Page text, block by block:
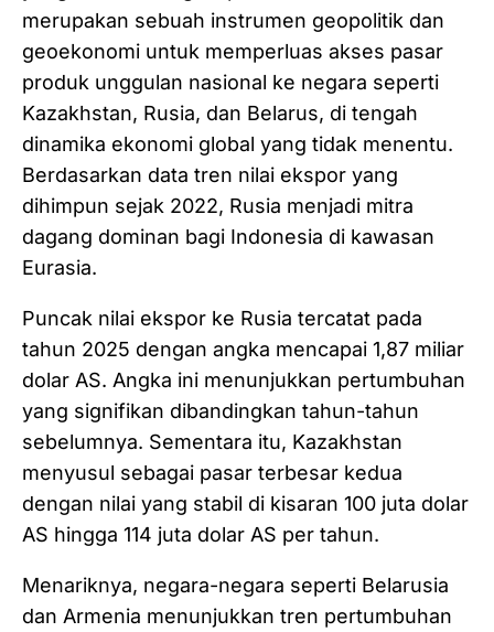
merupakan sebuah instrumen geopolitik dan
geoekonomi untuk memperluas akses pasar
produk unggulan nasional ke negara seperti
Kazakhstan, Rusia, dan Belarus, di tengah
dinamika ekonomi global yang tidak menentu.
Berdasarkan data tren nilai ekspor yang
dihimpun sejak 2022, Rusia menjadi mitra
dagang dominan bagi Indonesia di kawasan
Eurasia.
Puncak nilai ekspor ke Rusia tercatat pada
tahun 2025 dengan angka mencapai 1,87 miliar
dolar AS. Angka ini menunjukkan pertumbuhan
yang signifikan dibandingkan tahun-tahun
sebelumnya. Sementara itu, Kazakhstan
menyusul sebagai pasar terbesar kedua
dengan nilai yang stabil di kisaran 100 juta dolar
AS hingga 114 juta dolar AS per tahun.
Menariknya, negara-negara seperti Belarusia
dan Armenia menunjukkan tren pertumbuhan